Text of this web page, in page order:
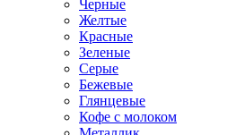
Черные
Желтые
Красные
Зеленые
Серые
Бежевые
Глянцевые
Кофе с молоком